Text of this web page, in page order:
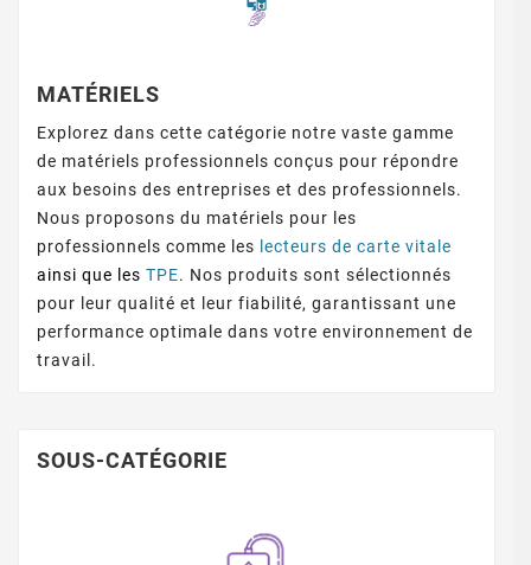
MATÉRIELS
Explorez dans cette catégorie notre vaste gamme
de matériels professionnels conçus pour répondre
aux besoins des entreprises et des professionnels.
Nous proposons du matériels pour les
professionnels comme les lecteurs de carte vitale
ainsi que les TPE. Nos produits sont sélectionnés
pour leur qualité et leur fiabilité, garantissant une
performance optimale dans votre environnement de
travail.
SOUS-CATÉGORIE